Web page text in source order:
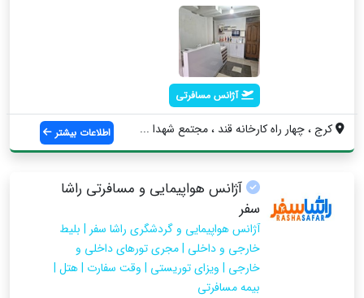
آژانس مسافرتی
کرج ، چهار راه کارخانه قند ، مجتمع شهدا ... اطلاعات بیشتر
آژانس هواپیمایی و مسافرتی راشا
سفر
آژانس هواپیمایی و گردشگری راشا سفر | بلیط
خارجی و داخلی | مجری تورهای داخلی و
خارجی | ویزای توریستی | وقت سفارت | هتل |
بیمه مسافرتی